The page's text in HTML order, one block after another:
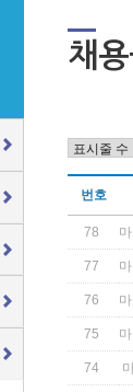
채
번호
78
77
76
75
74